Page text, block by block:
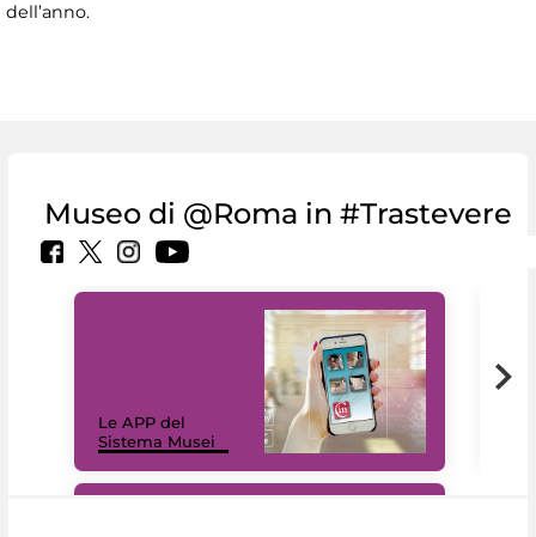
dell’anno.
Museo di @Roma in #Trastevere
Le APP del
Sistema Musei